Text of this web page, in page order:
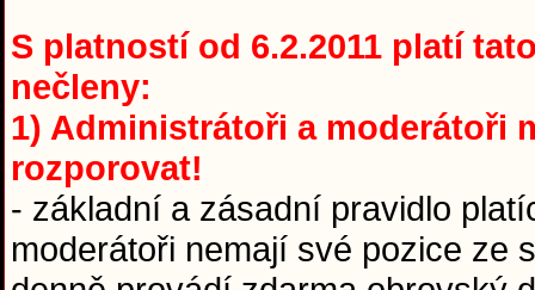
S platností od 6.2.2011 platí
nečleny:
1) Administrátoři a moderátoři
rozporovat!
- základní a zásadní pravidlo
moderátoři nemají své pozice ze